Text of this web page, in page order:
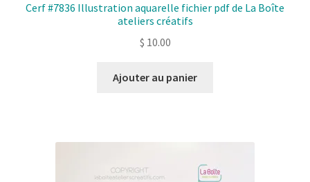
Cerf #7836 Illustration aquarelle fichier pdf de La Boîte
ateliers créatifs
$ 10.00
Ajouter au panier